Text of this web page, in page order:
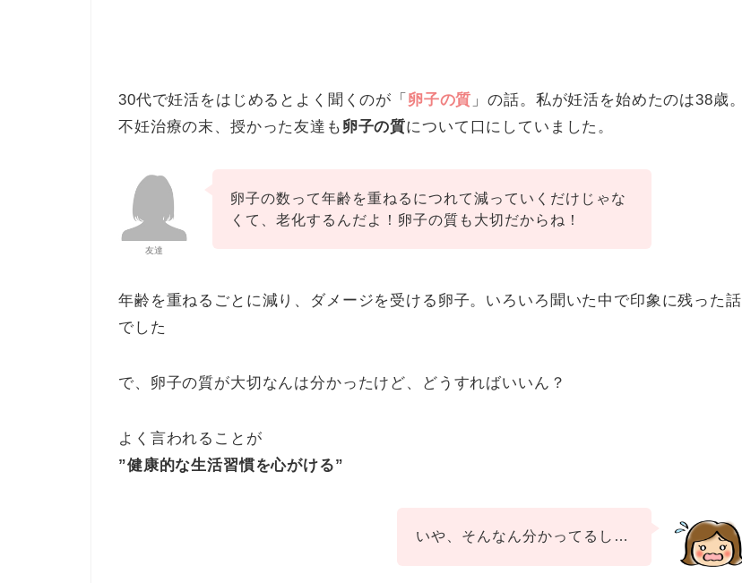
30代で妊活をはじめるとよく聞くのが「 卵子の質 」の話。 私が妊活を始めたのは38歳。
不妊治療の末、授かった友達も 卵子の質について口にしていました。
友達
卵子の数って年齢を重ねるにつれて減っていくだけじゃな
くて、老化するんだよ！卵子の質も大切だからね！
年齢を重ねるごとに減り、 ダメージを受ける卵子。 いろいろ聞いた中で印象に残った話
でした
で、卵子の質が大切なんは分かったけど、どうすればいいん？
よく言われることが
”健康的な生活習慣を心がける”
いや、そんなん分かってるし…